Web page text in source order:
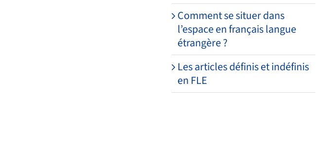
Comment se situer dans
l’espace en français langue
étrangère ?
Les articles définis et indéfinis
en FLE